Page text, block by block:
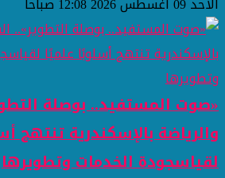
«صوت المستفيد.. بوصلة
والرياضة بالإسكندرية تنتهج
لقياسجودة الخدمات وتطويرها